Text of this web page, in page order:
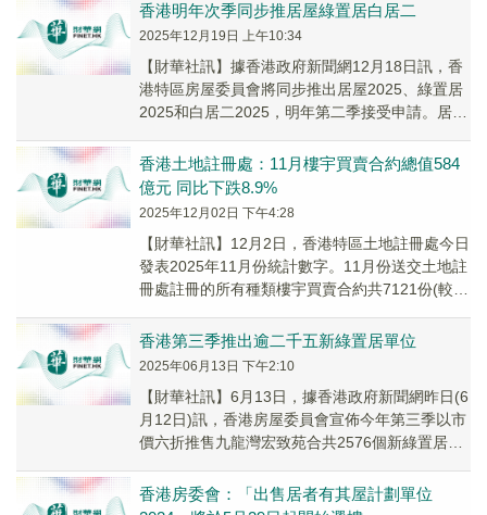
香港明年次季同步推居屋綠置居白居二
2025年12月19日 上午10:34
【財華社訊】據香港政府新聞網12月18日訊，香
港特區房屋委員會將同步推出居屋2025、綠置居
2025和白居二2025，明年第二季接受申請。居屋
香港土地註冊處：11月樓宇買賣合約總值584
億元 同比下跌8.9%
2025年12月02日 下午4:28
【財華社訊】12月2日，香港特區土地註冊處今日
發表2025年11月份統計數字。11月份送交土地註
冊處註冊的所有種類樓宇買賣合約共7121份(較10
香港第三季推出逾二千五新綠置居單位
2025年06月13日 下午2:10
【財華社訊】6月13日，據香港政府新聞網昨日(6
月12日)訊，香港房屋委員會宣佈今年第三季以市
價六折推售九龍灣宏致苑合共2576個新綠置居單
香港房委會：「出售居者有其屋計劃單位